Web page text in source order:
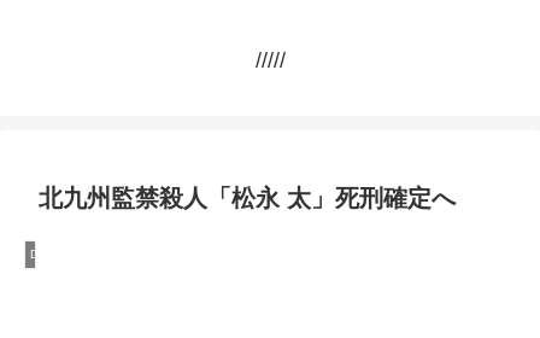
/////
北九州監禁殺人「松永 太」死刑確定へ
DQN